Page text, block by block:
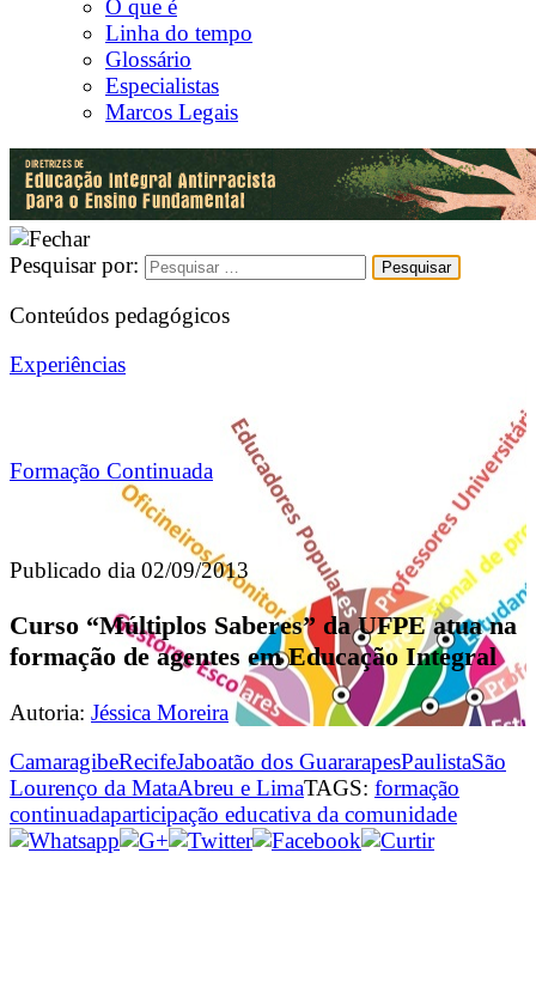
O que é
Linha do tempo
Glossário
Especialistas
Marcos Legais
Pesquisar por:
Conteúdos pedagógicos
Experiências
Formação Continuada
Publicado dia 02/09/2013
Curso “Múltiplos Saberes” da UFPE atua na
formação de agentes em Educação Integral
Autoria: Jéssica Moreira
CamaragibeRecifeJaboatão dos GuararapesPaulistaSão
Lourenço da MataAbreu e LimaTAGS: formação
continuadaparticipação educativa da comunidade